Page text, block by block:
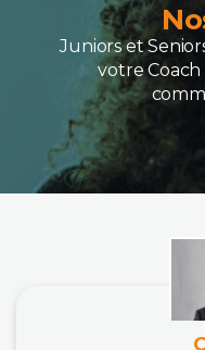
Juniors et
votre Coach